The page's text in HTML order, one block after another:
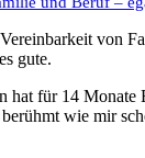
gute.
hat für 14
wie mir